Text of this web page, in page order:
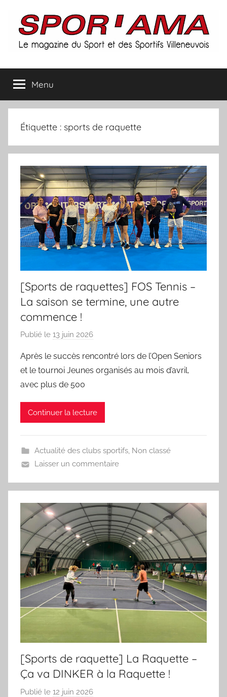
contenu
Spor'ama
le
magazine
du
sport
et
des
sportifs
villeneuvois
Menu
Étiquette : sports de raquette
[Sports de raquettes] FOS Tennis –
La saison se termine, une autre
commence !
Publié le 13 juin 2026
r
S
o
r
m
a
Après le succès rencontré lors de l’Open Seniors
et le tournoi Jeunes organisés au mois d’avril,
avec plus de 500
Continuer la lecture
Actualité des clubs sportifs, Non classé
Laisser un commentaire
[Sports de raquette] La Raquette –
Ça va DINKER à la Raquette !
Publié le 12 juin 2026